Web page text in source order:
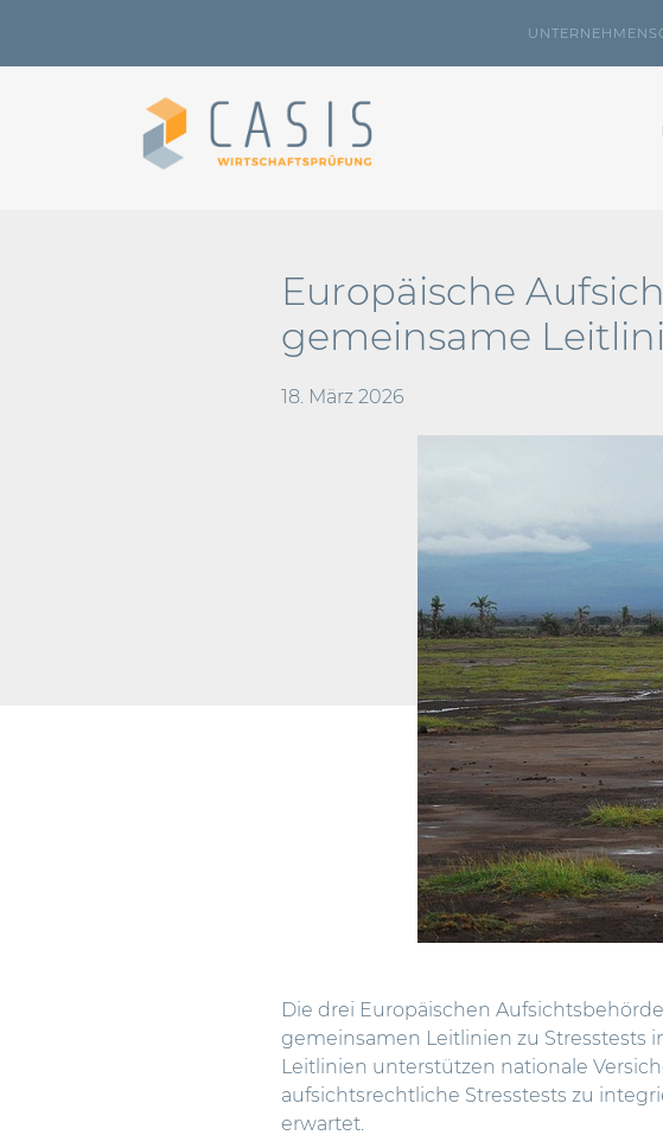
Europäische
gemeinsame
18. März 2026
Die drei Europäischen
gemeinsamen Leitlinien zu Stresstests
Leitlinien unterstützen nationale
aufsichtsrechtliche Stresstests zu
erwartet.